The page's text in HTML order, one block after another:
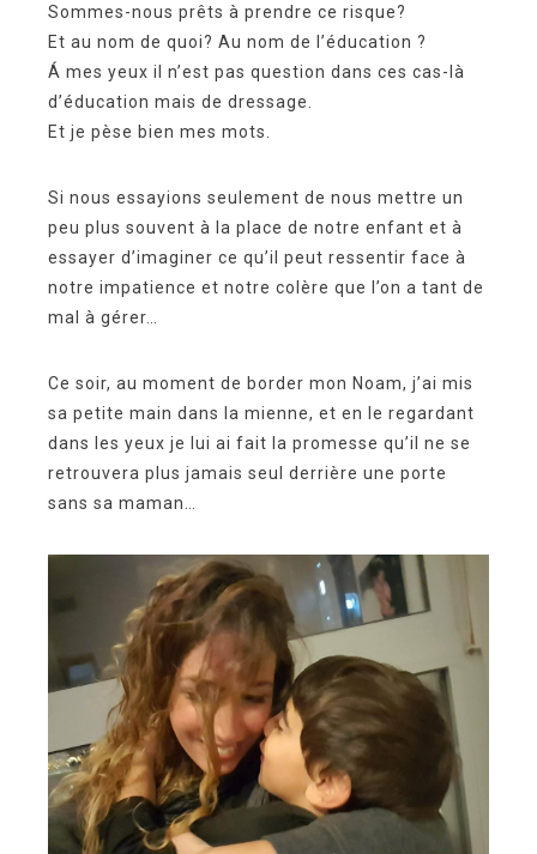
Sommes-nous prêts à prendre ce risque?
Et au nom de quoi? Au nom de l’éducation ?
Á mes yeux il n’est pas question dans ces cas-là
d’éducation mais de dressage.
Et je pèse bien mes mots.
Si nous essayions seulement de nous mettre un
peu plus souvent à la place de notre enfant et à
essayer d’imaginer ce qu’il peut ressentir face à
notre impatience et notre colère que l’on a tant de
mal à gérer…
Ce soir, au moment de border mon Noam, j’ai mis
sa petite main dans la mienne, et en le regardant
dans les yeux je lui ai fait la promesse qu’il ne se
retrouvera plus jamais seul derrière une porte
sans sa maman…